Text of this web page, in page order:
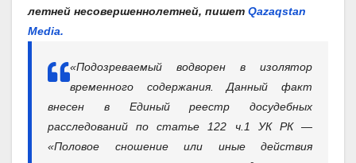
летней несовершеннолетней, пишет Qazaqstan
Media.
«Подозреваемый водворен в изолятор
временного содержания. Данный факт
внесен в Единый реестр досудебных
расследований по статье 122 ч.1 УК РК —
«Половое сношение или иные действия